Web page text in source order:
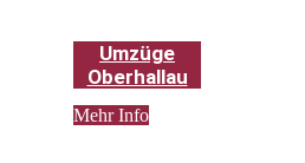
Umzüge
Oberhallau
Mehr Info